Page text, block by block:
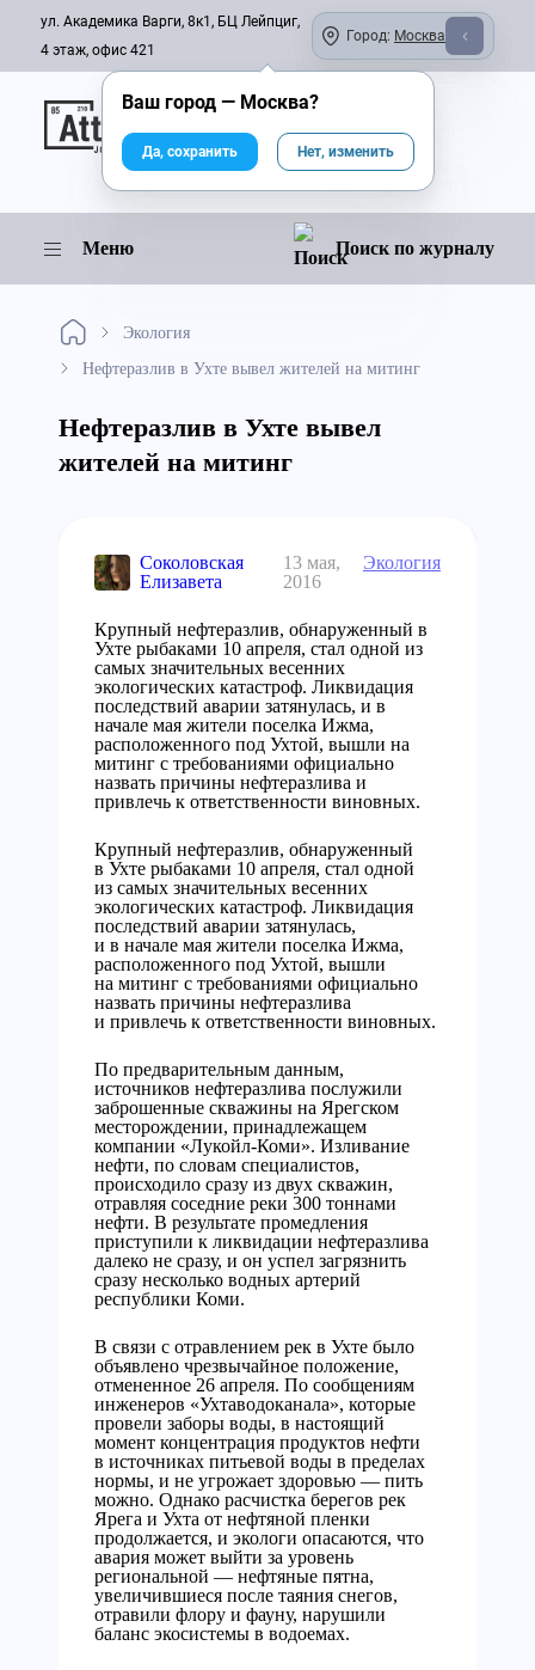
ул. Академика Варги, 8к1, БЦ Лейпциг,
4 этаж, офис 421
Город: Москва
Онлайн-журнал
Меню Поиск по журналу
Экология
Нефтеразлив в Ухте вывел жителей на митинг
Нефтеразлив в Ухте вывел
жителей на митинг
Соколовская
Елизавета
13 мая,
2016
Экология
Крупный нефтеразлив, обнаруженный в
Ухте рыбаками 10 апреля, стал одной из
самых значительных весенних
экологических катастроф. Ликвидация
последствий аварии затянулась, и в
начале мая жители поселка Ижма,
расположенного под Ухтой, вышли на
митинг с требованиями официально
назвать причины нефтеразлива и
привлечь к ответственности виновных.
Крупный нефтеразлив, обнаруженный
в Ухте рыбаками 10 апреля, стал одной
из самых значительных весенних
экологических катастроф. Ликвидация
последствий аварии затянулась,
и в начале мая жители поселка Ижма,
расположенного под Ухтой, вышли
на митинг с требованиями официально
назвать причины нефтеразлива
и привлечь к ответственности виновных.
По предварительным данным,
источников нефтеразлива послужили
заброшенные скважины на Ярегском
месторождении, принадлежащем
компании «Лукойл-Коми». Изливание
нефти, по словам специалистов,
происходило сразу из двух скважин,
отравляя соседние реки 300 тоннами
нефти. В результате промедления
приступили к ликвидации нефтеразлива
далеко не сразу, и он успел загрязнить
сразу несколько водных артерий
республики Коми.
В связи с отравлением рек в Ухте было
объявлено чрезвычайное положение,
отмененное 26 апреля. По сообщениям
инженеров «Ухтаводоканала», которые
провели заборы воды, в настоящий
момент концентрация продуктов нефти
в источниках питьевой воды в пределах
нормы, и не угрожает здоровью — пить
можно. Однако расчистка берегов рек
Ярега и Ухта от нефтяной пленки
продолжается, и экологи опасаются, что
авария может выйти за уровень
региональной — нефтяные пятна,
увеличившиеся после таяния снегов,
отравили флору и фауну, нарушили
баланс экосистемы в водоемах.
Ваш город — Москва?
Да, сохранить Нет, изменить